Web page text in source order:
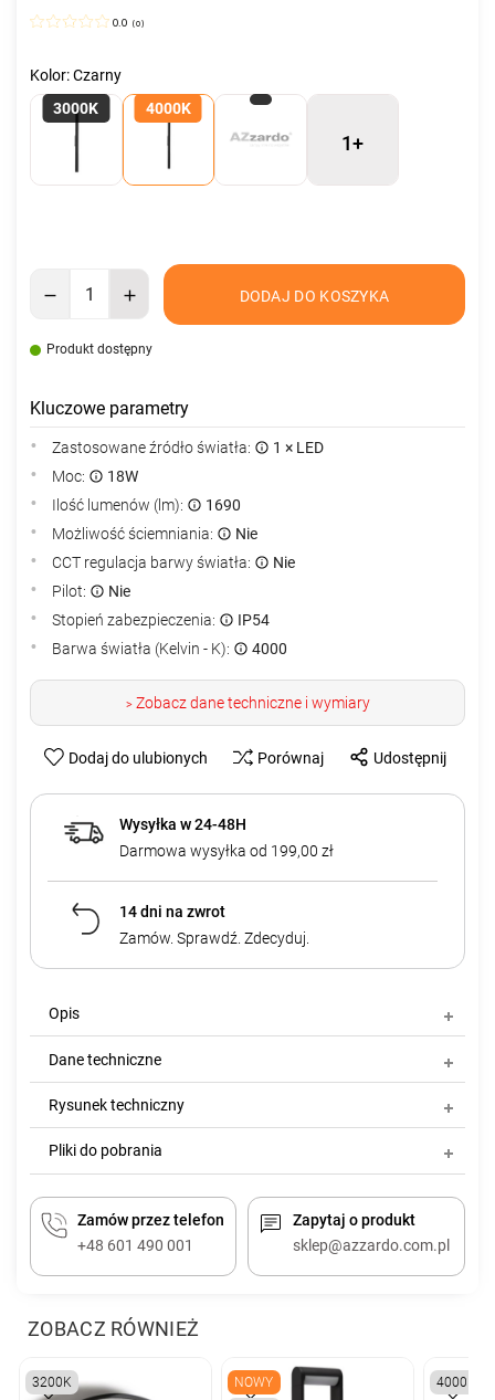
0.0 (0)
Kolor: Czarny
3000K
4000K
1+
DODAJ DO KOSZYKA
Produkt dostępny
Kluczowe parametry
Zastosowane źródło światła:
1 × LED
Moc:
18W
Ilość lumenów (lm):
1690
Możliwość ściemniania:
Nie
CCT regulacja barwy światła:
Nie
Pilot:
Nie
Stopień zabezpieczenia:
IP54
Barwa światła (Kelvin - K):
4000
>Zobacz dane techniczne i wymiary
Dodaj do ulubionych Porównaj Udostępnij
Wysyłka w 24-48H
Darmowa wysyłka od 199,00 zł
14 dni na zwrot
Zamów. Sprawdź. Zdecyduj.
Opis
Dane techniczne
Rysunek techniczny
Pliki do pobrania
Zamów przez telefon
+48 601 490 001
Zapytaj o produkt
sklep@azzardo.com.pl
ZOBACZ RÓWNIEŻ
3200K
NOWY
4000K